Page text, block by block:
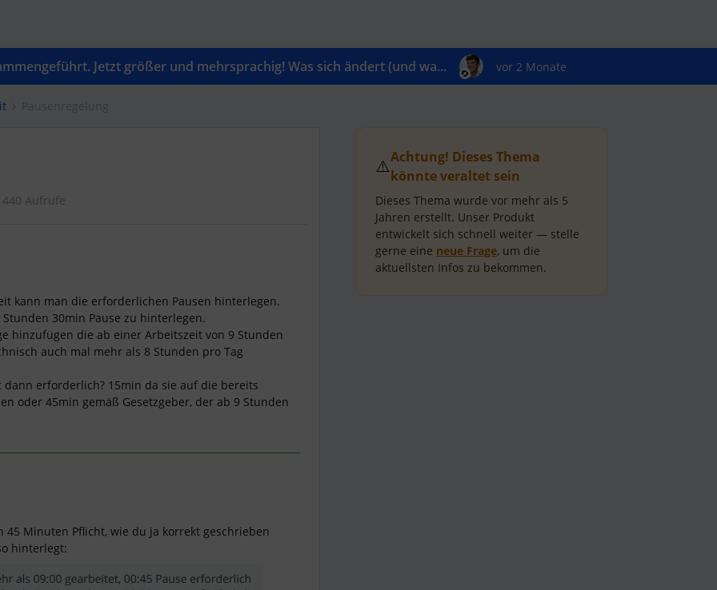
Jetzt größer und mehrsprachig! Was sich ändert (und wa... vor 2 Monate
1440 Aufrufe
kann man die erforderlichen Pausen hinterlegen.
30min Pause zu hinterlegen.
hinzufügen die ab einer Arbeitszeit von 9 Stunden
auch mal mehr als 8 Stunden pro Tag
dann erforderlich? 15min da sie auf die bereits
oder 45min gemäß Gesetzgeber, der ab 9 Stunden
45 Minuten Pflicht, wie du ja korrekt geschrieben
hinterlegt:
⚠️Achtung! Dieses Thema
könnte veraltet sein
Dieses Thema wurde vor mehr als 5
Jahren erstellt. Unser Produkt
entwickelt sich schnell weiter — stelle
gerne eine neue Frage, um die
aktuellsten Infos zu bekommen.